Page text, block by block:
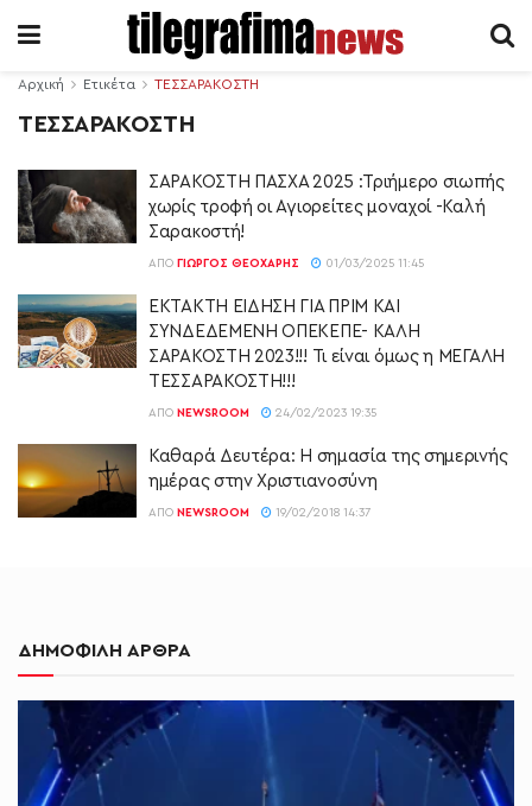
Αρχική Ετικέτα ΤΕΣΣΑΡΑΚΟΣΤΗ
ΤΕΣΣΑΡΑΚΟΣΤΗ
ΣΑΡΑΚΟΣΤΗ ΠΑΣΧΑ 2025 :Τριήμερο σιωπής
χωρίς τροφή οι Αγιορείτες μοναχοί -Καλή
Σαρακοστή!
ΑΠΌ ΓΙΏΡΓΟΣ ΘΕΟΧΆΡΗΣ 01/03/2025 11:45
ΕΚΤΑΚΤΗ ΕΙΔΗΣΗ ΓΙΑ ΠΡΙΜ ΚΑΙ
ΣΥΝΔΕΔΕΜΕΝΗ ΟΠΕΚΕΠΕ- ΚΑΛΗ
ΣΑΡΑΚΟΣΤΗ 2023!!! Τι είναι όμως η ΜΕΓΑΛΗ
ΤΕΣΣΑΡΑΚΟΣΤΗ!!!
ΑΠΌ NEWSROOM 24/02/2023 19:35
Καθαρά Δευτέρα: Η σημασία της σημερινής
ημέρας στην Χριστιανοσύνη
ΑΠΌ NEWSROOM 19/02/2018 14:37
ΔΗΜΟΦΙΛΗ ΑΡΘΡΑ